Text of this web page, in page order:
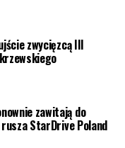
zwycięzcą III
zawitają do
StarDrive Poland